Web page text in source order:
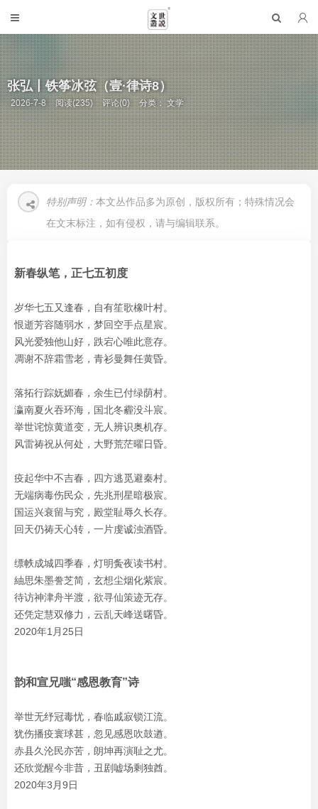
张弘丨铁筝冰弦（壹·律诗8）
2026-7-8 阅读(235) 评论(0) 分类：文学
特别声明： 本文丛作品多为原创，版权所有；特殊情况会
在文末标注，如有侵权，请与编辑联系。
新春纵笔，正七五初度
岁华七五又逢春，自有笙歌橡叶村。
恨逝芳容随弱水，梦回空手点星宸。
风光爱独他山好，跌宕心唯此意存。
凋谢不辞霜雪老，青衫曼舞任黄昏。
落拓行踪妩媚春，余生已付绿荫村。
瀛南夏火吞环海，国北冬霾没斗宸。
举世诧惊黄道变，无人辨识奥机存。
风雷祷祝从何处，大野荒茫曜日昏。
疫起华中不吉春，四方逃觅避秦村。
无端病毒伤民众，先兆刑星暗极宸。
国运兴衰留与究，殿堂耻辱久长存。
回天仍祷天心转，一片虔诚浊酒昏。
缥帙成城四季春，灯明夤夜读书村。
紬思朱墨誊芝简，玄想尘烟化紫宸。
待访神津舟半渡，欲寻仙策迹无存。
还凭定慧双修力，云乱天峰送曙昏。
2020年1月25日
韵和宣兄嗤“感恩教育”诗
举世无纾冠毒忧，春临戚寂锁江流。
犹伤播疫寰球甚，忽见感恩吹鼓遒。
赤县久沦民亦苦，朗坤再演耻之尤。
还欣觉醒今非昔，丑剧嘘场剩独酋。
2020年3月9日